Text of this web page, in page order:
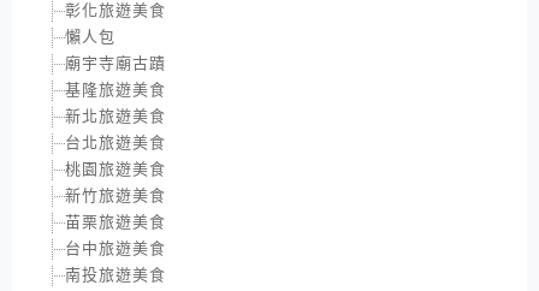
彰化旅遊美食
懶人包
廟宇寺廟古蹟
基隆旅遊美食
新北旅遊美食
台北旅遊美食
桃園旅遊美食
新竹旅遊美食
苗栗旅遊美食
台中旅遊美食
南投旅遊美食